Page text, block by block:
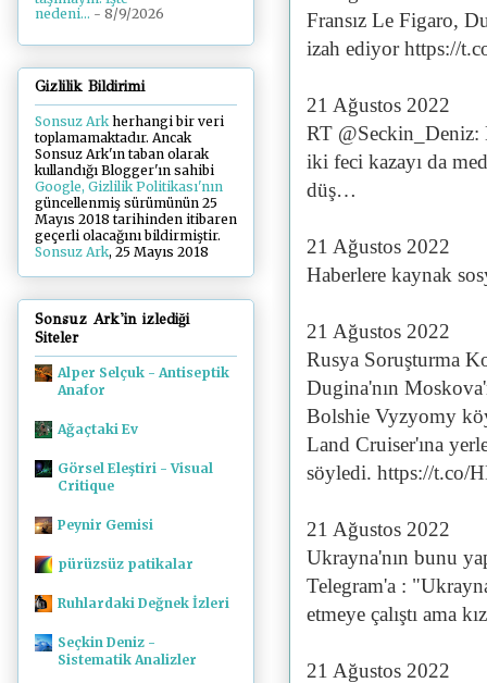
Fransız Le Figaro,
izah ediyor https://
21 Ağustos 2022
RT
iki feci kazayı da
düş…
21 Ağustos 2022
Haberlere kaynak
21 Ağustos 2022
Rusya Soruşturma
Dugina'nın
Bolshie Vyzyomy
Land Cruiser'ına
söyledi. https://t.co/
21 Ağustos 2022
Ukrayna'nın bunu
Telegram'a :
etmeye çalıştı ama
21 Ağustos 2022
nedeni... - 8/9/2026
Gizlilik Bildirimi
Sonsuz Arkherhangi bir veri
toplamamaktadır. Ancak
Sonsuz Ark'ın taban olarak
kullandığı Blogger'ın sahibi
Google, Gizlilik Politikası'nın
güncellenmiş sürümünün 25
Mayıs 2018 tarihinden itibaren
geçerli olacağını bildirmiştir.
Sonsuz Ark, 25 Mayıs 2018
Sonsuz Ark'in izlediği
Siteler
Alper Selçuk - Antiseptik
Anafor
Ağaçtaki Ev
Görsel Eleştiri - Visual
Critique
Peynir Gemisi
pürüzsüz patikalar
Ruhlardaki Değnek İzleri
Seçkin Deniz -
Sistematik Analizler